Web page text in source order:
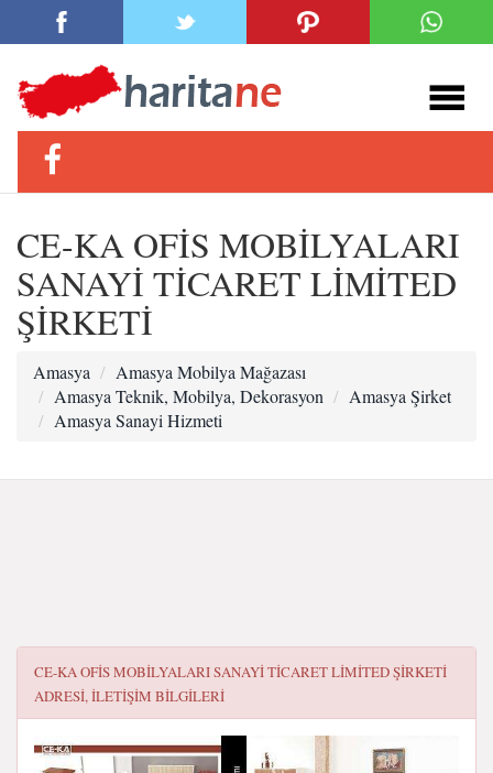
CE-KA OFİS MOBİLYALARI
SANAYİ TİCARET LİMİTED
ŞİRKETİ
Amasya
Amasya Mobilya Mağazası
Amasya Teknik, Mobilya, Dekorasyon
Amasya Şirket
Amasya Sanayi Hizmeti
CE-KA OFİS MOBİLYALARI SANAYİ TİCARET LİMİTED ŞİRKETİ
ADRESI, ILETIŞIM BILGILERI